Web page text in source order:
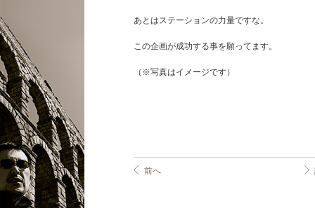
あとはステーションの力量ですな。
この企画が成功する事を願ってます。
（※写真はイメージです）
前へ